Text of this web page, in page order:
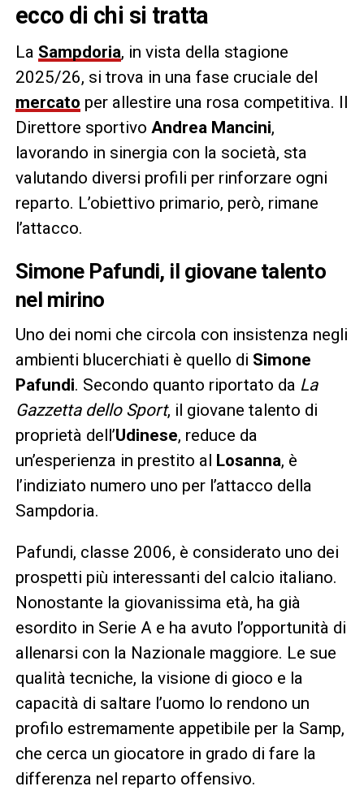
ecco di chi si tratta
La Sampdoria, in vista della stagione
2025/26, si trova in una fase cruciale del
mercato per allestire una rosa competitiva. Il
Direttore sportivo Andrea Mancini,
lavorando in sinergia con la società, sta
valutando diversi profili per rinforzare ogni
reparto. L’obiettivo primario, però, rimane
l’attacco.
Simone Pafundi, il giovane talento
nel mirino
Uno dei nomi che circola con insistenza negli
ambienti blucerchiati è quello di Simone
Pafundi. Secondo quanto riportato da La
Gazzetta dello Sport, il giovane talento di
proprietà dell’Udinese, reduce da
un’esperienza in prestito al Losanna, è
l’indiziato numero uno per l’attacco della
Sampdoria.
Pafundi, classe 2006, è considerato uno dei
prospetti più interessanti del calcio italiano.
Nonostante la giovanissima età, ha già
esordito in Serie A e ha avuto l’opportunità di
allenarsi con la Nazionale maggiore. Le sue
qualità tecniche, la visione di gioco e la
capacità di saltare l’uomo lo rendono un
profilo estremamente appetibile per la Samp,
che cerca un giocatore in grado di fare la
differenza nel reparto offensivo.